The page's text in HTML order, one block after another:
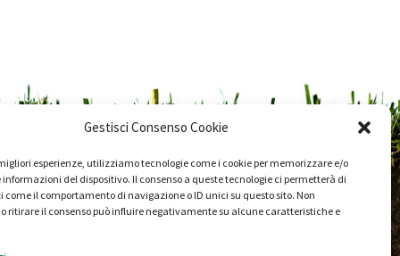
Gestisci Consenso Cookie
esperienze, utilizziamo tecnologie come i cookie per memorizzare e/o
informazioni del dispositivo. Il consenso a queste tecnologie ci permetterà di
come il comportamento di navigazione o ID unici su questo sito. Non
ritirare il consenso può influire negativamente su alcune caratteristiche e